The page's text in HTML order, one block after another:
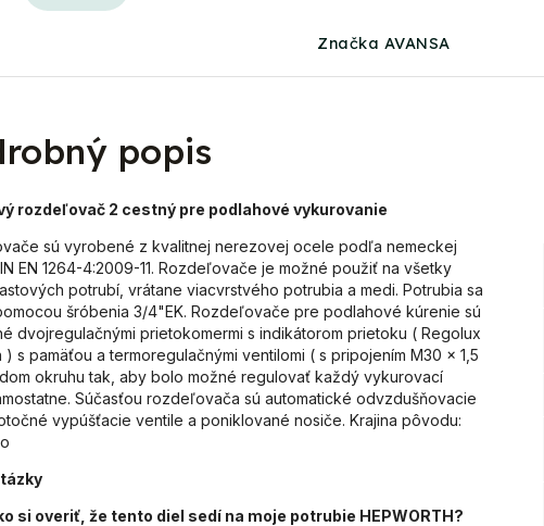
Značka AVANSA
popis
rozdeľovač 2 cestný pre podlahové vykurovanie
sú vyrobené z kvalitnej nerezovej ocele podľa nemeckej
EN 1264-4:2009-11. Rozdeľovače je možné použiť na všetky
potrubí, vrátane viacvrstvého potrubia a medi. Potrubia sa
šróbenia 3/4"EK. Rozdeľovače pre podlahové kúrenie sú
dvojregulačnými prietokomermi s indikátorom prietoku ( Regolux
) s pamäťou a termoregulačnými ventilomi ( s pripojením M30 x 1,5
okruhu tak, aby bolo možné regulovať každý vykurovací
Súčasťou rozdeľovača sú automatické odvzdušňovacie
vypúšťacie ventile a poniklované nosiče. Krajina pôvodu:
si overiť, že tento diel sedí na moje potrubie HEPWORTH?